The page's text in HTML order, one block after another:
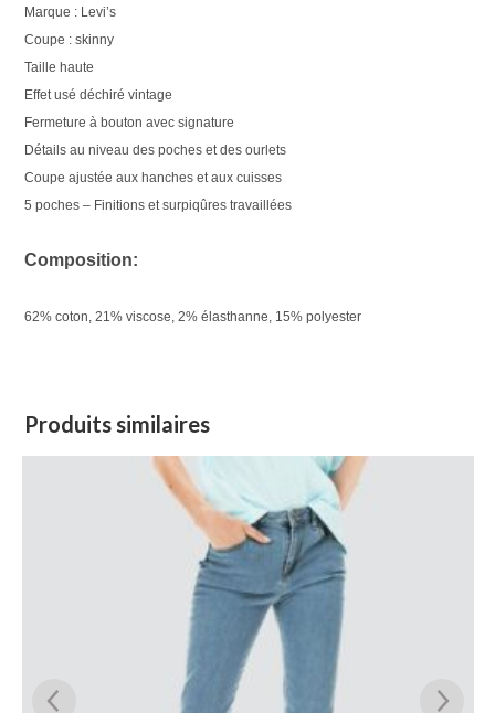
Marque : Levi’s
Coupe : skinny
Taille haute
Effet usé déchiré vintage
Fermeture à bouton avec signature
Détails au niveau des poches et des ourlets
Coupe ajustée aux hanches et aux cuisses
5 poches – Finitions et surpiqûres travaillées
Composition:
62% coton, 21% viscose, 2% élasthanne, 15% polyester
Produits similaires